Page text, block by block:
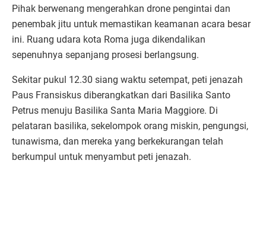
Pihak berwenang mengerahkan drone pengintai dan
penembak jitu untuk memastikan keamanan acara besar
ini. Ruang udara kota Roma juga dikendalikan
sepenuhnya sepanjang prosesi berlangsung.
Sekitar pukul 12.30 siang waktu setempat, peti jenazah
Paus Fransiskus diberangkatkan dari Basilika Santo
Petrus menuju Basilika Santa Maria Maggiore. Di
pelataran basilika, sekelompok orang miskin, pengungsi,
tunawisma, dan mereka yang berkekurangan telah
berkumpul untuk menyambut peti jenazah.